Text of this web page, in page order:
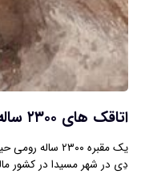
اتاقک‌ های ۲۳۰۰ ساله از زیر خاک بیرون آمدند
یک مقبره ۲۳۰۰
دِی در شهر مسیدا در کشور